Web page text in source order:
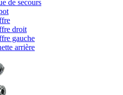
de secours
droit
gauche
arrière